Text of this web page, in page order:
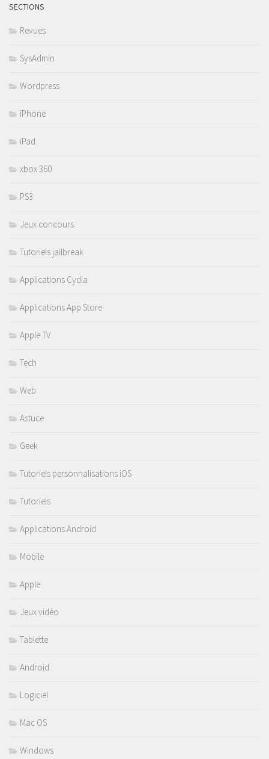
SECTIONS
Revues
SysAdmin
Wordpress
iPhone
iPad
xbox 360
PS3
Jeux concours
Tutoriels jailbreak
Applications Cydia
Applications App Store
Apple TV
Tech
Web
Astuce
Geek
Tutoriels personnalisations iOS
Tutoriels
Applications Android
Mobile
Apple
Jeux vidéo
Tablette
Android
Logiciel
Mac OS
Windows